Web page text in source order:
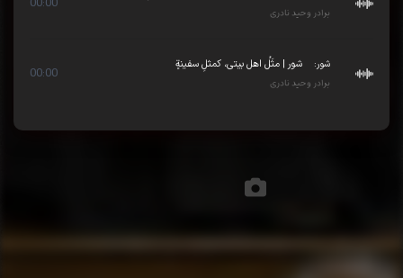
برادر وحید نادری
00:00
شور:
شور | مثَلُ اهل بیتی، کمثلِ سفینةٍ
برادر وحید نادری
00:00